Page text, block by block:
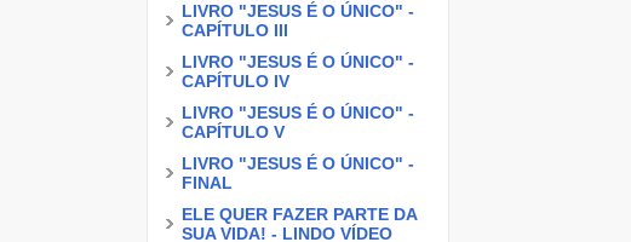
LIVRO "JESUS É O ÚNICO" -
CAPÍTULO III
LIVRO "JESUS É O ÚNICO" -
CAPÍTULO IV
LIVRO "JESUS É O ÚNICO" -
CAPÍTULO V
LIVRO "JESUS É O ÚNICO" -
FINAL
ELE QUER FAZER PARTE DA
SUA VIDA! - LINDO VÍDEO